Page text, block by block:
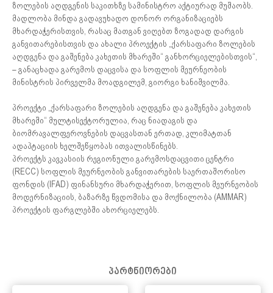
ზოლების აღდგენის საკითხზე სამინისტრო აქტიურად მუშაობს.
მადლობა მინდა გადავუხადო დონორ ორგანიზაციებს
მხარდაჭერისთვის, რასაც მათგან ვიღებთ ზოგადად დარგის
განვითარებისთვის და ახალი პროექტის „ქარსაფარი ზოლების
აღდგენა და გაშენება კახეთის მხარეში“ განხორციელებისთვის“,
– განაცხადა გარემოს დაცვისა და სოფლის მეურნეობის
მინისტრის პირველმა მოადგილემ, გიორგი ხანიშვილმა.
პროექტი „ქარსაფარი ზოლების აღდგენა და გაშენება კახეთის
მხარეში“ მულტისექტორულია, რაც ნიადაგის და
ბიომრავალფეროვნების დაცვასთან ერთად, კლიმატთან
ადაპტაციის ხელშეწყობას ითვალისწინებს.
პროექტს კავკასიის რეგიონული გარემოსდაცვითი ცენტრი
(RECC) სოფლის მეურნეობის განვითარების საერთაშორისო
ფონდის (IFAD) ფინანსური მხარდაჭერით, სოფლის მეურნეობის
მოდერნიზაციის, ბაზარზე წვდომისა და მოქნილობა (AMMAR)
პროექტის ფარგლებში ახორციელებს.
პარტნიორები